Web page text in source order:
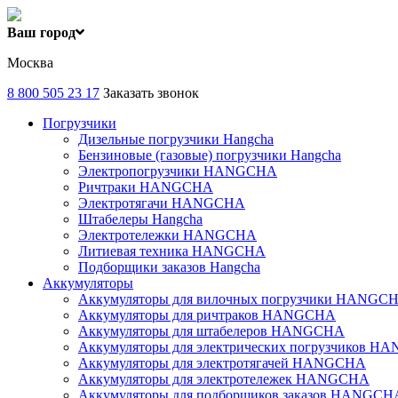
Ваш город
Москва
8 800 505 23 17 Заказать звонок
Погрузчики
Дизельные погрузчики Hangcha
Бензиновые (газовые) погрузчики Hangcha
Электропогрузчики HANGCHA
Ричтраки HANGCHA
Электротягачи HANGCHA
Штабелеры Hangcha
Электротележки HANGCHA
Литиевая техника HANGCHA
Подборщики заказов Hangcha
Аккумуляторы
Аккумуляторы для вилочных погрузчики
Аккумуляторы для ричтраков HANGCHA
Аккумуляторы для штабелеров HANGCHA
Аккумуляторы для электрических погрузчиков
Аккумуляторы для электротягачей HANGCHA
Аккумуляторы для электротележек HANGCHA
Аккумуляторы для подборщиков заказов